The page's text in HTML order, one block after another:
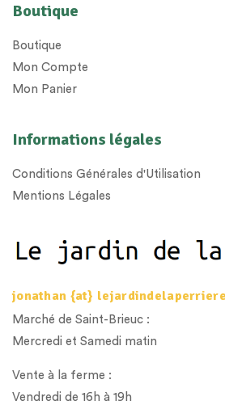
Boutique
Boutique
Mon Compte
Mon Panier
Informations légales
Conditions Générales d'Utilisation
Mentions Légales
jonathan {at}
Marché de Saint-Brieuc :
Mercredi et Samedi matin
Vente à la ferme :
Vendredi de 16h à 19h